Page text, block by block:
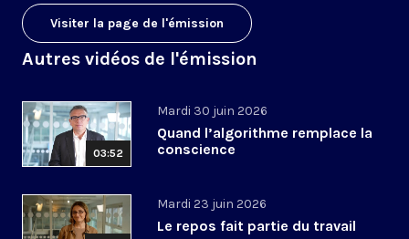
Visiter la page de l'émission
Autres vidéos de l'émission
03:52
Mardi 30 juin 2026
Quand l’algorithme remplace la
conscience
Mardi 23 juin 2026
Le repos fait partie du travail